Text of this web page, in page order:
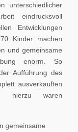
unterschiedlicher
eindrucksvoll
Entwicklungen
Kinder machen
und gemeinsame
enorm. So
Aufführung des
ausverkauften
hierzu waren
gemeinsame